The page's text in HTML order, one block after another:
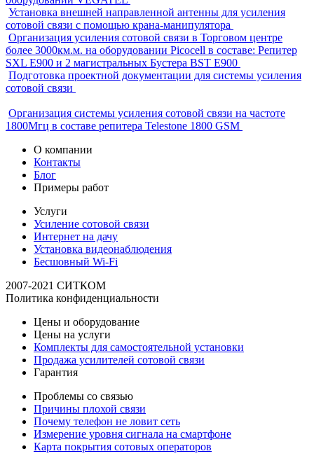
Установка внешней направленной антенны для усиления
сотовой связи с помощью крана-манипулятора
Организация усиления сотовой связи в Торговом центре
более 3000км.м. на оборудовании Picocell в составе: Репитер
SXL E900 и 2 магистральных Бустера BST E900
Подготовка проектной документации для системы усиления
сотовой связи
Организация системы усиления сотовой связи на частоте
1800Мгц в составе репитера Telestone 1800 GSM
О компании
Контакты
Блог
Примеры работ
Услуги
Усиление сотовой связи
Интернет на дачу
Установка видеонаблюдения
Бесшовный Wi-Fi
2007-2021 СИТКОМ
Политика конфиденциальности
Цены и оборудование
Цены на услуги
Комплекты для самостоятельной установки
Продажа усилителей сотовой связи
Гарантия
Проблемы со связью
Причины плохой связи
Почему телефон не ловит сеть
Измерение уровня сигнала на смартфоне
Карта покрытия сотовых операторов